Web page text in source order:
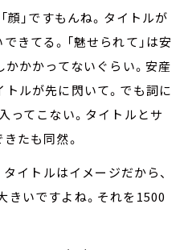
顔」ですもんね。タイトルが
きてる。「魅せられて」は安
かかかってないぐらい。安産
ルが先に閃いて。でも詞に
ってこない。タイトルとサ
たも同然。
イトルはイメージだから、
きいですよね。それを1500